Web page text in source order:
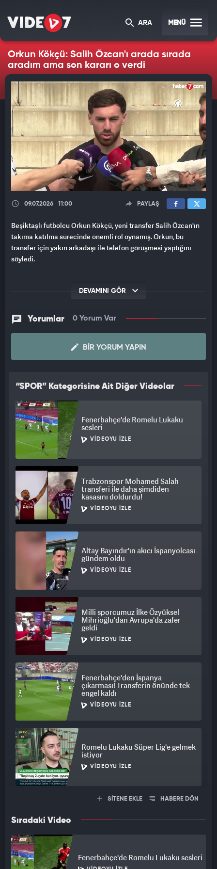
ARA MENÜ
Orkun Kökçü: Salih Özcan'ı arada sırada
aradım ama son kararı o verdi
09.07.2026 11:00 PAYLAŞ
Beşiktaşlı futbolcu Orkun Kökçü, yeni transfer Salih Özcan'ın
takıma katılma sürecinde önemli rol oynamış. Orkun, bu
transfer için yakın arkadaşı ile telefon görüşmesi yaptığını
söyledi.
DEVAMINI GÖR
Yorumlar 0 Yorum Var
BIR YORUM YAPIN
“SPOR” Kategorisine Ait Diğer Videolar
Fenerbahçe'de Romelu Lukaku
sesleri
VIDEOYU İZLE
Trabzonspor Mohamed Salah
transferi ile daha şimdiden
kasasını doldurdu!
VIDEOYU İZLE
Altay Bayındır'ın akıcı İspanyolcası
gündem oldu
VIDEOYU İZLE
Milli sporcumuz İlke Özyüksel
Mihrioğlu'dan Avrupa'da zafer
geldi
VIDEOYU İZLE
Fenerbahçe'den İspanya
çıkarması! Transferin önünde tek
engel kaldı
VIDEOYU İZLE
Romelu Lukaku Süper Lig'e gelmek
istiyor
VIDEOYU İZLE
SİTENE EKLE HABERE DÖN
Sıradaki Video
Fenerbahçe'de Romelu Lukaku sesleri